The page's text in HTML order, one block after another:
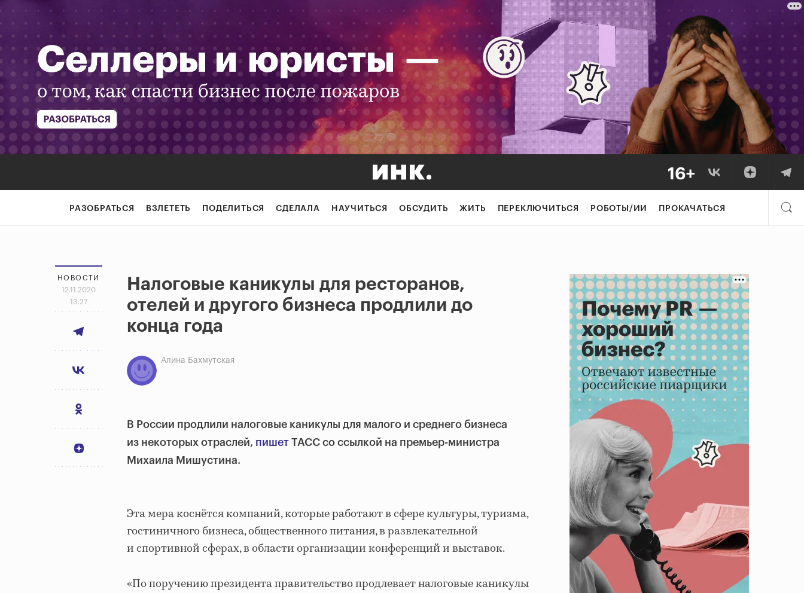
РАЗОБРАТЬСЯ ВЗЛЕТЕТЬ ПОДЕЛИТЬСЯ СДЕЛАЛА НАУЧИТЬСЯ ОБСУДИТЬ ЖИТЬ ПЕРЕКЛЮЧИТЬСЯ РОБОТЫ/ИИ ПРОКАЧАТЬСЯ
НОВОСТИ
12.11.2020
13:27
Налоговые каникулы для ресторанов,
отелей и другого бизнеса продлили до
конца года
Алина Бахмутская
В России продлили налоговые каникулы для малого и среднего бизнеса
из некоторых отраслей, пишет ТАСС со ссылкой на премьер-министра
Михаила Мишустина.
Эта мера коснётся компаний, которые работают в сфере культуры, туризма,
гостиничного бизнеса, общественного питания, в развлекательной
и спортивной сферах, в области организации конференций и выставок.
«По поручению президента правительство продлевает налоговые каникулы